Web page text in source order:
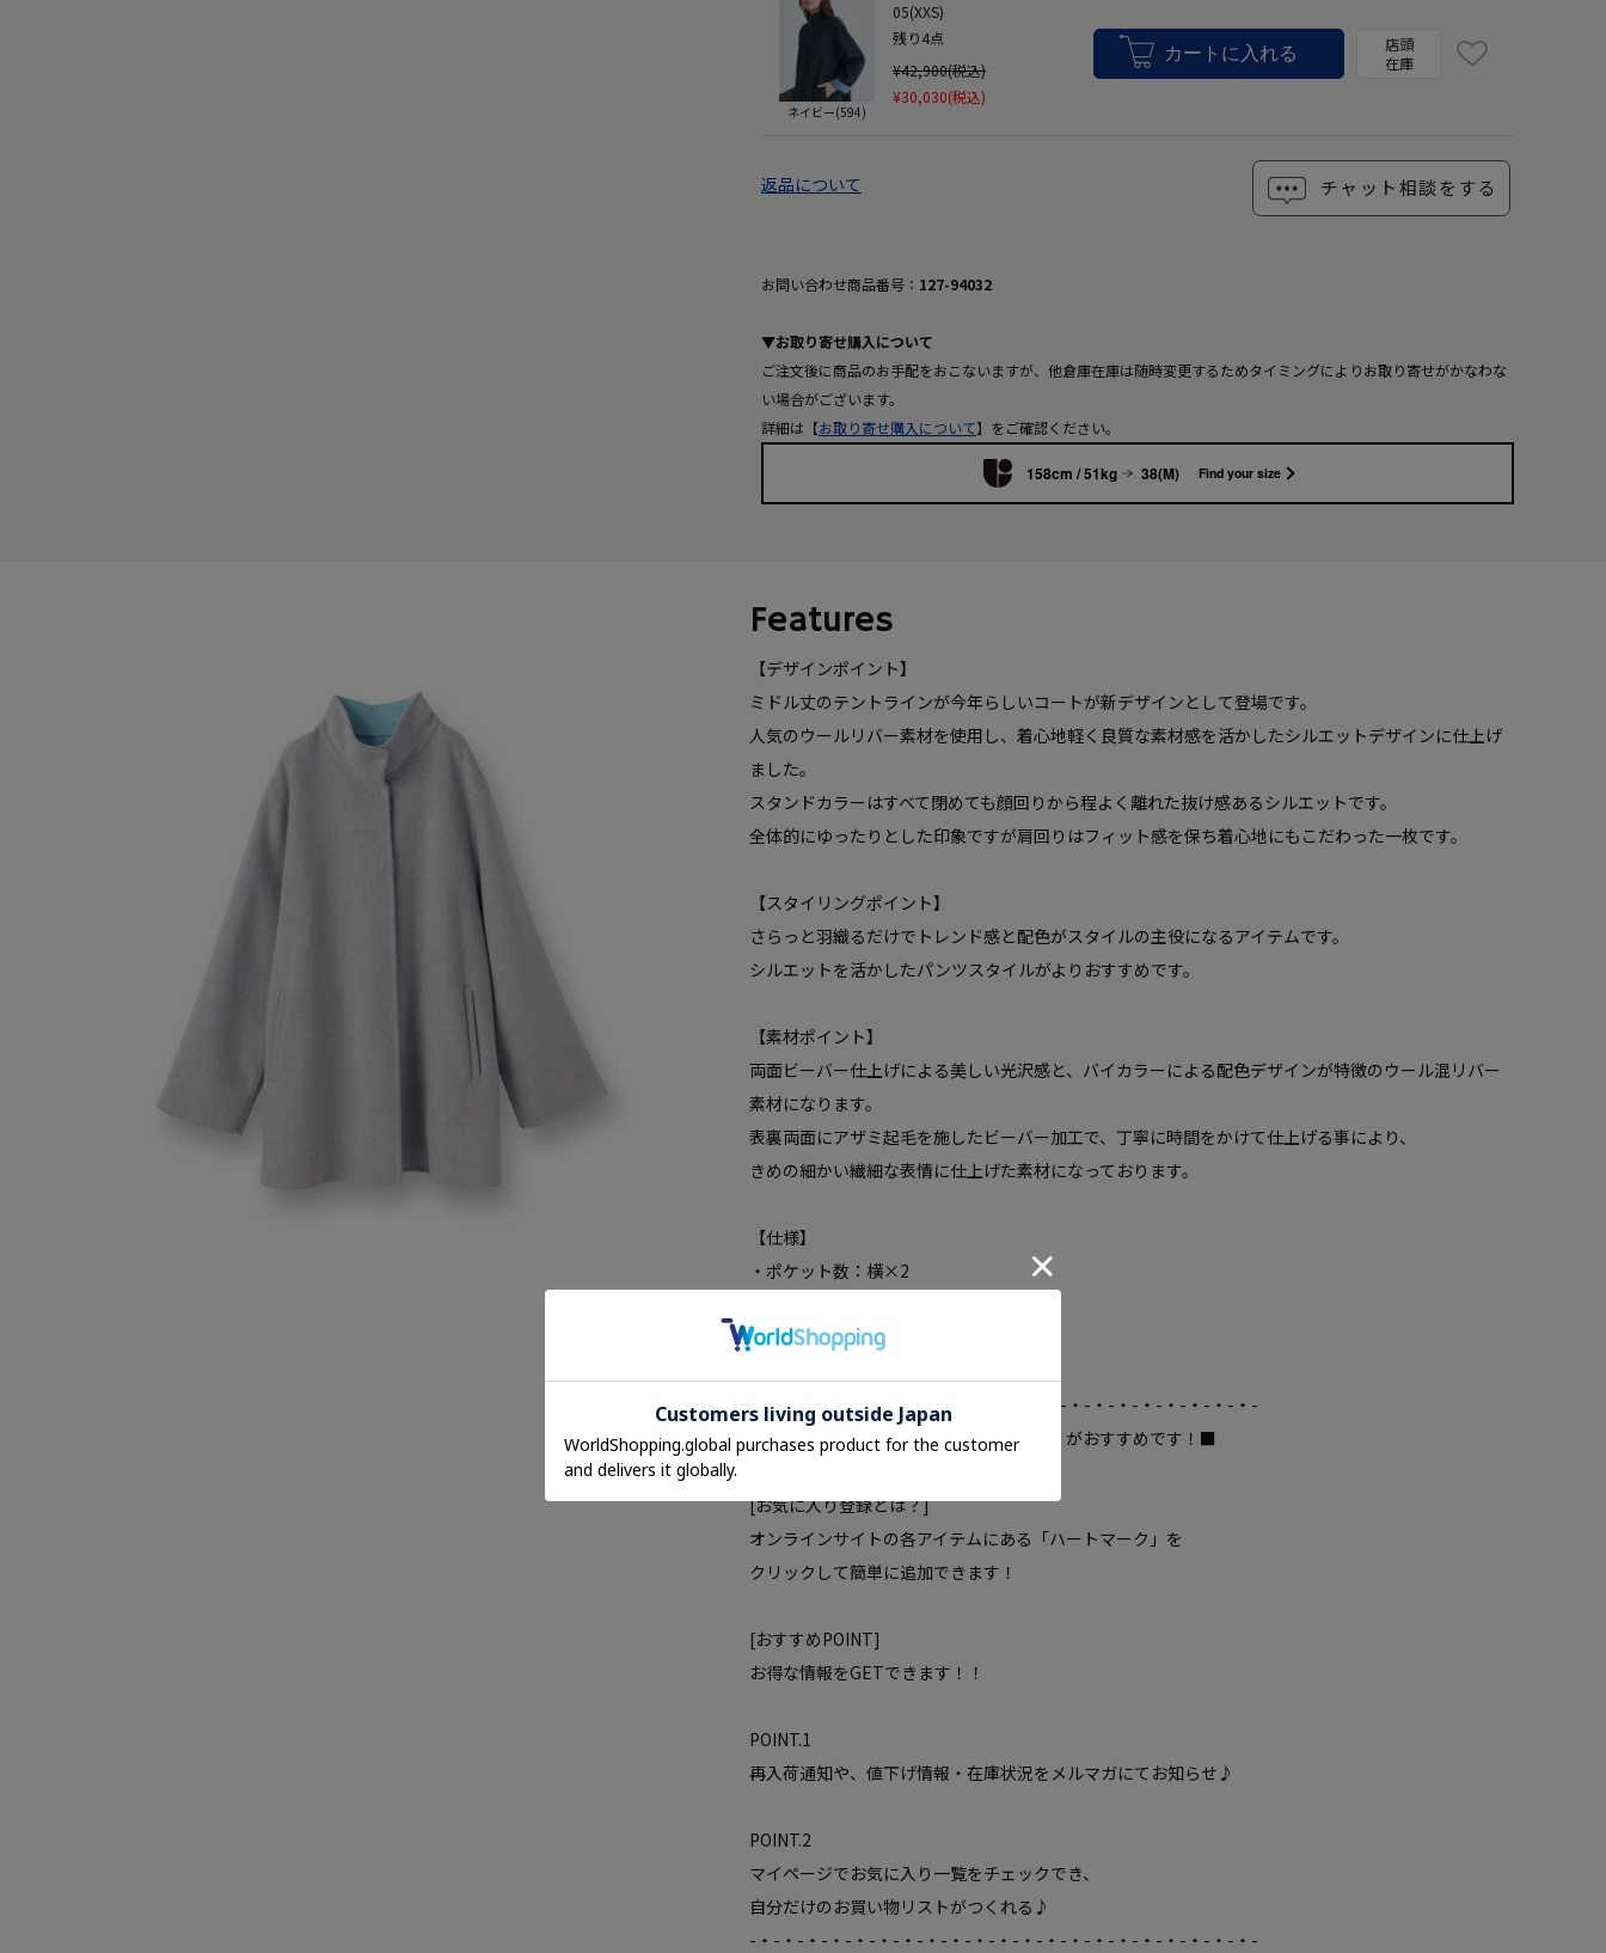
ネイビー(594)
05(XXS)
残り4点
¥42,900(税込)
¥30,030(税込)
店頭
在庫
チャット相談をする
返品について
お問い合わせ商品番号： 127-94032
▼お取り寄せ購入について
ご注文後に商品のお手配をおこないますが、他倉庫在庫は随時変更するためタイミングによりお取り寄せがかなわな
い場合がございます。
詳細は【お取り寄せ購入について】をご確認ください。
158cm / 51kg 38(M) Find your size
Features
【デザインポイント】
ミドル丈のテントラインが今年らしいコートが新デザインとして登場です。
人気のウールリバー素材を使用し、着心地軽く良質な素材感を活かしたシルエットデザインに仕上げ
ました。
スタンドカラーはすべて閉めても顔回りから程よく離れた抜け感あるシルエットです。
全体的にゆったりとした印象ですが肩回りはフィット感を保ち着心地にもこだわった一枚です。
【スタイリングポイント】
さらっと羽織るだけでトレンド感と配色がスタイルの主役になるアイテムです。
シルエットを活かしたパンツスタイルがよりおすすめです。
【素材ポイント】
両面ビーバー仕上げによる美しい光沢感と、バイカラーによる配色デザインが特徴のウール混リバー
素材になります。
表裏両面にアザミ起毛を施したビーバー加工で、丁寧に時間をかけて仕上げる事により、
きめの細かい繊細な表情に仕上げた素材になっております。
【仕様】
・ポケット数：横×2
-・-・-・-・-・-・-・-・-・-・-・-・-・-・-・-・-・-・-・-・-・-
■気になるアイテムは『お気に入り登録』がおすすめです！■
[お気に入り登録とは？]
オンラインサイトの各アイテムにある「ハートマーク」を
クリックして簡単に追加できます！
[おすすめPOINT]
お得な情報をGETできます！！
POINT.1
再入荷通知や、値下げ情報・在庫状況をメルマガにてお知らせ♪
POINT.2
マイページでお気に入り一覧をチェックでき、
自分だけのお買い物リストがつくれる♪
-・-・-・-・-・-・-・-・-・-・-・-・-・-・-・-・-・-・-・-・-・-